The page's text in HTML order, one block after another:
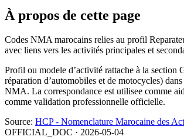
À propos de cette page
Codes NMA marocains relies au profil
avec liens vers les activités principales et
Profil ou modele d’activité rattache à la section
réparation d’automobiles et de motocycles)
NMA. La correspondance est utilisee comme
comme validation professionnelle officielle.
Source: HCP - Nomenclature Marocaine des
OFFICIAL_DOC · 2026-05-04